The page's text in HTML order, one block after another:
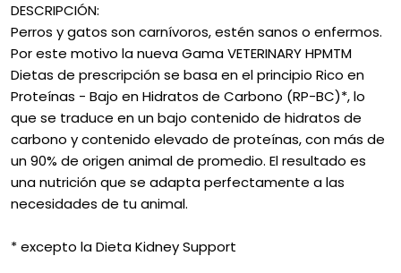
DESCRIPCIÓN:
Perros y gatos son carnívoros, estén sanos o enfermos.
Por este motivo la nueva Gama VETERINARY HPMTM
Dietas de prescripción se basa en el principio Rico en
Proteínas - Bajo en Hidratos de Carbono (RP-BC)*, lo
que se traduce en un bajo contenido de hidratos de
carbono y contenido elevado de proteínas, con más de
un 90% de origen animal de promedio. El resultado es
una nutrición que se adapta perfectamente a las
necesidades de tu animal.
* excepto la Dieta Kidney Support